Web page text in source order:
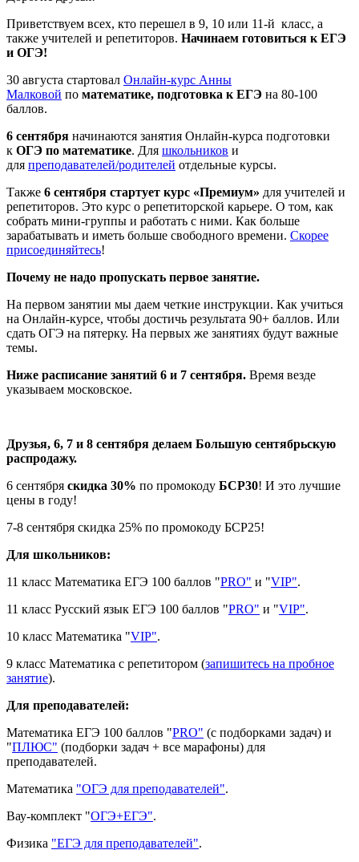
Приветствуем всех, кто перешел в 9, 10 или 11-й класс, а
также учителей и репетиторов. Начинаем готовиться к ЕГЭ
и ОГЭ!
30 августа стартовал Онлайн-курс Анны
Малковой по математике, подготовка к ЕГЭ на 80-100
баллов.
6 сентября начинаются занятия Онлайн-курса подготовки
к ОГЭ по математике. Для школьников и
для преподавателей/родителей отдельные курсы.
Также 6 сентября стартует курс «Премиум» для учителей и
репетиторов. Это курс о репетиторской карьере. О том, как
собрать мини-группы и работать с ними. Как больше
зарабатывать и иметь больше свободного времени. Скорее
присоединяйтесь!
Почему не надо пропускать первое занятие.
На первом занятии мы даем четкие инструкции. Как учиться
на Онлайн-курсе, чтобы достичь результата 90+ баллов. Или
сдать ОГЭ на пятерку. На первых же занятиях будут важные
темы.
Ниже расписание занятий 6 и 7 сентября. Время везде
указываем московское.
Друзья, 6, 7 и 8 сентября делаем Большую сентябрьскую
распродажу.
6 сентября скидка 30% по промокоду БСР30! И это лучшие
цены в году!
7-8 сентября скидка 25% по промокоду БСР25!
Для школьников:
11 класс Математика ЕГЭ 100 баллов "PRO" и "VIP".
11 класс Русский язык ЕГЭ 100 баллов "PRO" и "VIP".
10 класс Математика "VIP".
9 класс Математика с репетитором (запишитесь на пробное
занятие).
Для преподавателей:
Математика ЕГЭ 100 баллов "PRO" (с подборками задач) и
"ПЛЮС" (подборки задач + все марафоны) для
преподавателей.
Математика "ОГЭ для преподавателей".
Вау-комплект "ОГЭ+ЕГЭ".
Физика "ЕГЭ для преподавателей".